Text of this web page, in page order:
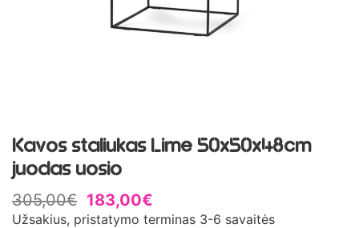
Kavos staliukas Lime 50x50x48cm
juodas uosio
305,00€ 183,00€
Užsakius, pristatymo terminas 3-6 savaitės